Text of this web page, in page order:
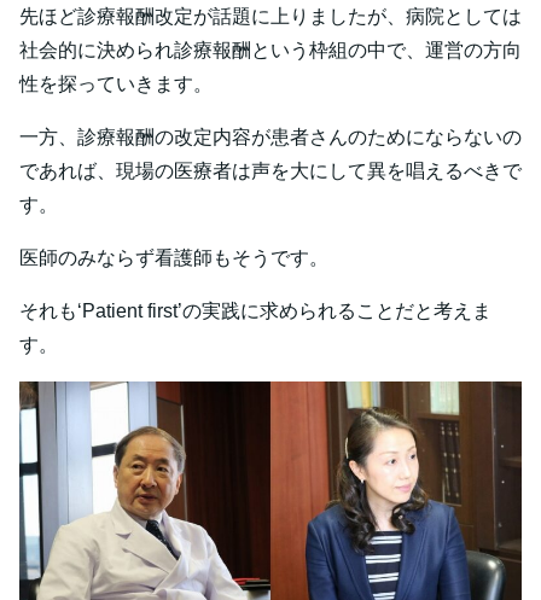
先ほど診療報酬改定が話題に上りましたが、病院としては
社会的に決められ診療報酬という枠組の中で、運営の方向
性を探っていきます。
一方、診療報酬の改定内容が患者さんのためにならないの
であれば、現場の医療者は声を大にして異を唱えるべきで
す。
医師のみならず看護師もそうです。
それも‘Patient first’の実践に求められることだと考えま
す。